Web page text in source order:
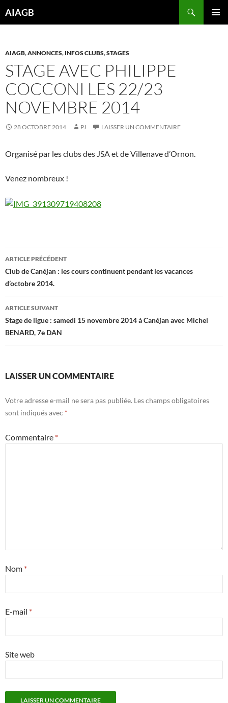
auAIAGB
AIAGB,ANNONCES, INFOS CLUBS,STAGES
STAGE AVEC PHILIPPE
COCCONI LES 22/23
NOVEMBRE 2014
28 OCTOBRE 2014 PJ LAISSER UN COMMENTAIRE
Organisé par les clubs des JSA et de Villenave d’Ornon.
Venez nombreux !
Navigation
des
articles
ARTICLE PRÉCÉDENT
Club de Canéjan : les cours continuent pendant les vacances
d’octobre 2014.
ARTICLE SUIVANT
Stage de ligue : samedi 15 novembre 2014 à Canéjan avec Michel
BENARD, 7e DAN
LAISSER UN COMMENTAIRE
Votre adresse e-mail ne sera pas publiée. Les champs obligatoires
sont indiqués avec *
Commentaire *
Nom *
E-mail *
Site web